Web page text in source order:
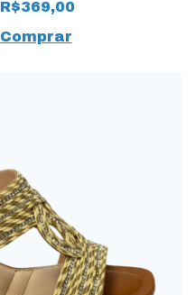
Laser Preto
R$369,00
Comprar